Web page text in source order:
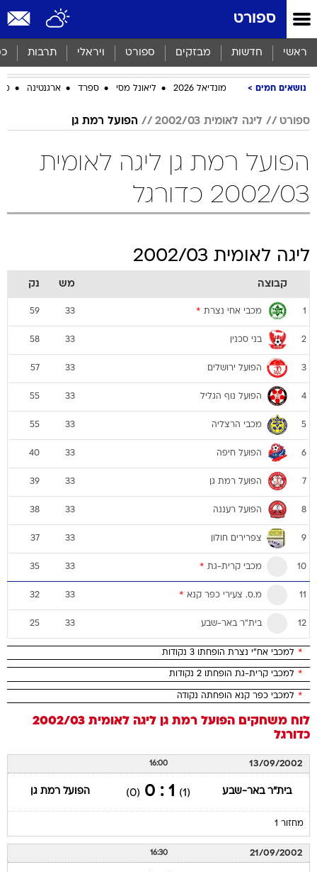
ספורט
ראשי חדשות מבזקים ספורט ויראלי תרבות
נושאים חמים מונדיאל 2026 ליאונל מסי ספרד ארגנטינה
ספורט ליגה לאומית 2002/03 הפועל רמת גן
הפועל רמת גן ליגה לאומית
2002/03 כדורגל
ליגה לאומית 2002/03
קבוצה מש נק
1 מכבי אחי נצרת *
33
59
2 בני סכנין 33
58
3 הפועל ירושלים 33
57
4 הפועל נוף הגליל 33
55
5 מכבי הרצליה 33
55
6 הפועל חיפה 33
40
7 הפועל רמת גן 33
39
8 הפועל רעננה 33
38
9 צפרירים חולון 33
37
10 מכבי קרית-גת *
33
35
11 מ.ס. צעירי כפר קנא *
33
32
12 בית"ר באר-שבע 33
25
* למכבי אח"י נצרת הופחתו 3 נקודות
* למכבי קרית-גת הופחתו 2 נקודות
* למכבי כפר קנא הופחתה נקודה
לוח משחקים הפועל רמת גן ליגה לאומית 2002/03
כדורגל
13/09/2002
16:00
בית"ר באר-שבע (1)
1 : 0
(0) הפועל רמת גן
מחזור 1
21/09/2002
16:30